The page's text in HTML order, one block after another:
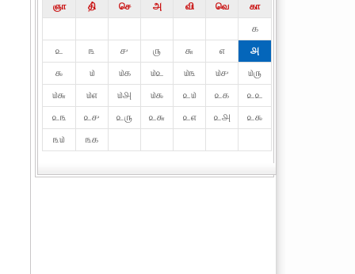
ஞா தி் செ அ வி வெ
கா
௧
௨
௩ ௪ ௫ ௬ ௭
௮
௯
௰ ௰௧ ௰௨ ௰௩ ௰௪
௰௫
௰௬
௰௭ ௰௮ ௰௯ ௨௰ ௨௧
௨௨
௨௩
௨௪ ௨௫ ௨௬ ௨௭ ௨௮
௨௯
௩௰
௩௧